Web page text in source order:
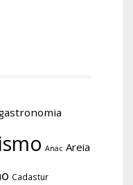
Anac Areia
Cadastur